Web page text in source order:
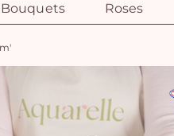
Bouquets Roses